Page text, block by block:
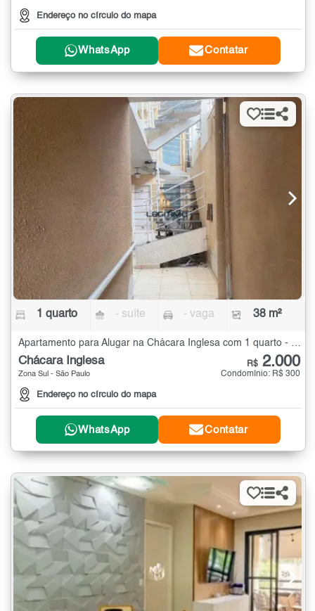
Endereço no círculo do mapa
WhatsApp Contatar
1 quarto - suíte - vaga 38 m²
Apartamento para Alugar na Chácara Inglesa com 1 quarto - 38 m²
Chácara Inglesa
Zona Sul - São Paulo
Endereço no círculo do mapa
R$ 2.000
Condomínio: R$ 300
WhatsApp Contatar